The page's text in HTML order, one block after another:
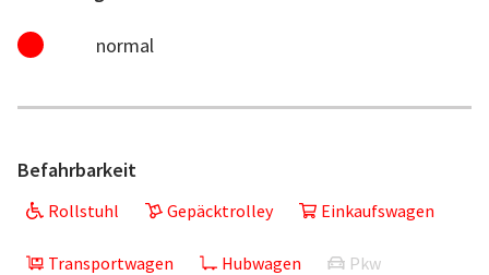
normal
Befahrbarkeit
Rollstuhl Gepäcktrolley Einkaufswagen
Transportwagen Hubwagen Pkw